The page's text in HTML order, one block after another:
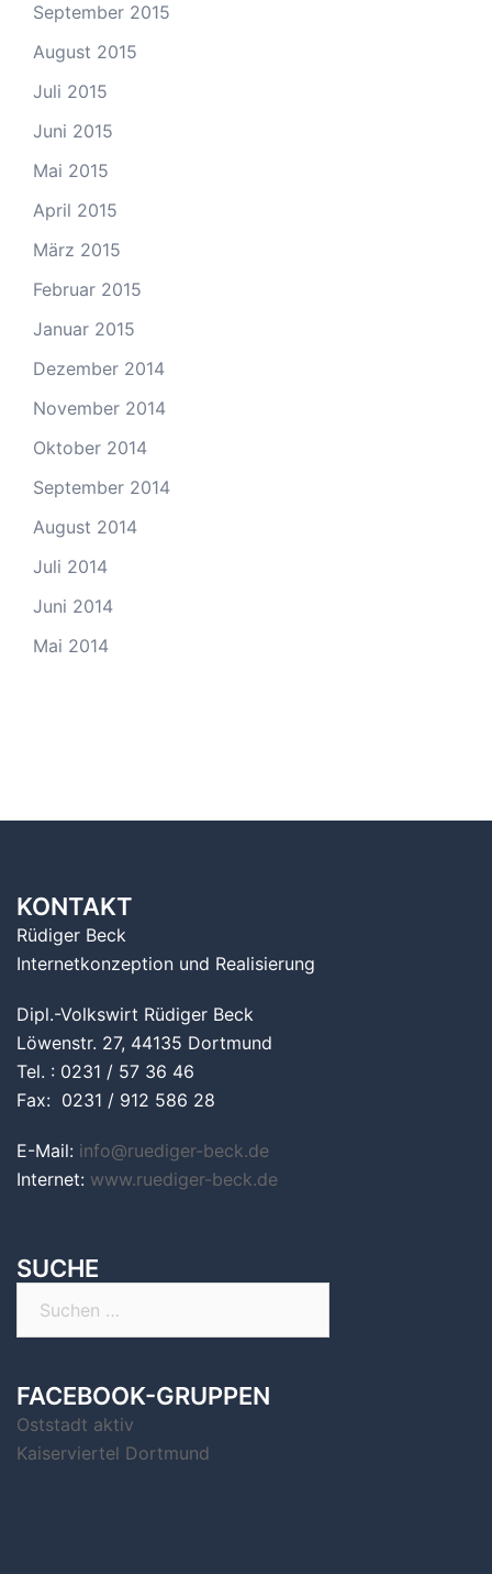
September 2015
August 2015
Juli 2015
Juni 2015
Mai 2015
April 2015
März 2015
Februar 2015
Januar 2015
Dezember 2014
November 2014
Oktober 2014
September 2014
August 2014
Juli 2014
Juni 2014
Mai 2014
KONTAKT
Rüdiger Beck
Internetkonzeption und Realisierung
Dipl.-Volkswirt Rüdiger Beck
Löwenstr. 27, 44135 Dortmund
Tel. : 0231 / 57 36 46
Fax: 0231 / 912 586 28
E-Mail: info@ruediger-beck.de
Internet: www.ruediger-beck.de
SUCHE
FACEBOOK-GRUPPEN
Oststadt aktiv
Kaiserviertel Dortmund